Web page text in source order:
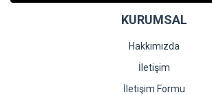
KURUMSAL
Hakkımızda
İletişim
İletişim Formu